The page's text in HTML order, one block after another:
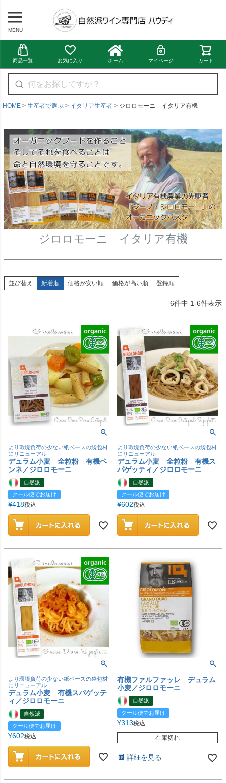
MENU
商品一覧 お気に入り ホーム マイページ カート
HOME 生産者で選ぶ イタリア生産者 ジロロモーニ イタリア有機
ジロロモーニ イタリア有機
並び替え 新着順 価格が安い順 価格が高い順 登録順
6件中 1-6件表示
より環境負荷の少ない紙ベースの袋包材
にリニューアル
デュラム小麦 全粒粉 有機ペ
ンネ／ジロロモーニ
自然派
クール便でお届け
¥418税込
より環境負荷の少ない紙ベースの袋包材
にリニューアル
デュラム小麦 全粒粉 有機ス
パゲッティ／ジロロモーニ
自然派
クール便でお届け
¥602税込
より環境負荷の少ない紙ベースの袋包材
にリニューアル
デュラム小麦 有機スパゲッテ
ィ／ジロロモーニ
自然派
クール便でお届け
¥602税込
有機ファルファッレ デュラム
小麦／ジロロモーニ
自然派
クール便でお届け
¥313税込
在庫切れ
詳細を見る